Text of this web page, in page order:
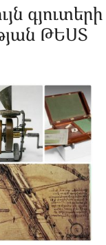
գյուտերի
ԹԵՍՏ